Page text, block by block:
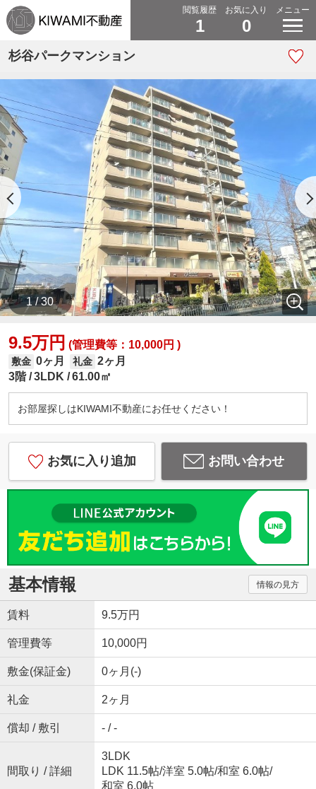
閲覧履歴
1
お気に入り
0
メニュー
杉谷パークマンション
1 / 30
9.5万円 (管理費等：10,000円 )
敷金 0ヶ月 礼金 2ヶ月
3階 3LDK 61.00㎡
お部屋探しはKIWAMI不動産にお任せください！
お気に入り追加 お問い合わせ
基本情報 情報の見方
賃料 9.5万円
管理費等 10,000円
敷金(保証金) 0ヶ月(-)
礼金 2ヶ月
償却 / 敷引 - / -
間取り / 詳細
3LDK
LDK 11.5帖/洋室 5.0帖/和室 6.0帖/
和室 6.0帖